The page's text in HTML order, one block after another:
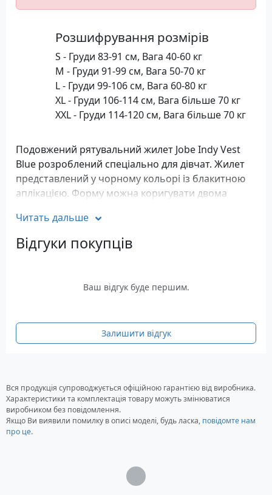
Розшифрування розмірів
S - Груди 83-91 см, Вага 40-60 кг
M - Груди 91-99 см, Вага 50-70 кг
L - Груди 99-106 см, Вага 60-80 кг
XL - Груди 106-114 см, Вага більше 70 кг
XXL - Груди 114-120 см, Вага більше 70 кг
Подовжений рятувальний жилет Jobe Indy Vest
Blue розроблений спеціально для дівчат. Жилет
представлений у чорному кольорі із блакитною
аплікацією. Форму можна коригувати двома
Виготовлений жилет з неопрену та наповнений
поліпропіленом, які гарантують легкість та
зручність у процесі носіння жилета. До
прикріпити страховий трос на випадок
надзвичайної ситуації.
Характеристики рятувального
жилета Jobe Indy Vest Blue
ремінцями
Комфортна м'яка ПВХ піна
D-кільце для кріплення страхувальної
Сертифіковано за стандартом ISO 50N
Читать дальше
Відгуки покупців
Ваш відгук буде першим.
Залишити відгук
Вся продукція супроводжується офіційною гарантією від виробника.
Характеристики та комплектація товару можуть змінюватися
виробником без повідомлення.
Якщо Ви виявили помилку в описі моделі, будь ласка, повідомте нам
про це.